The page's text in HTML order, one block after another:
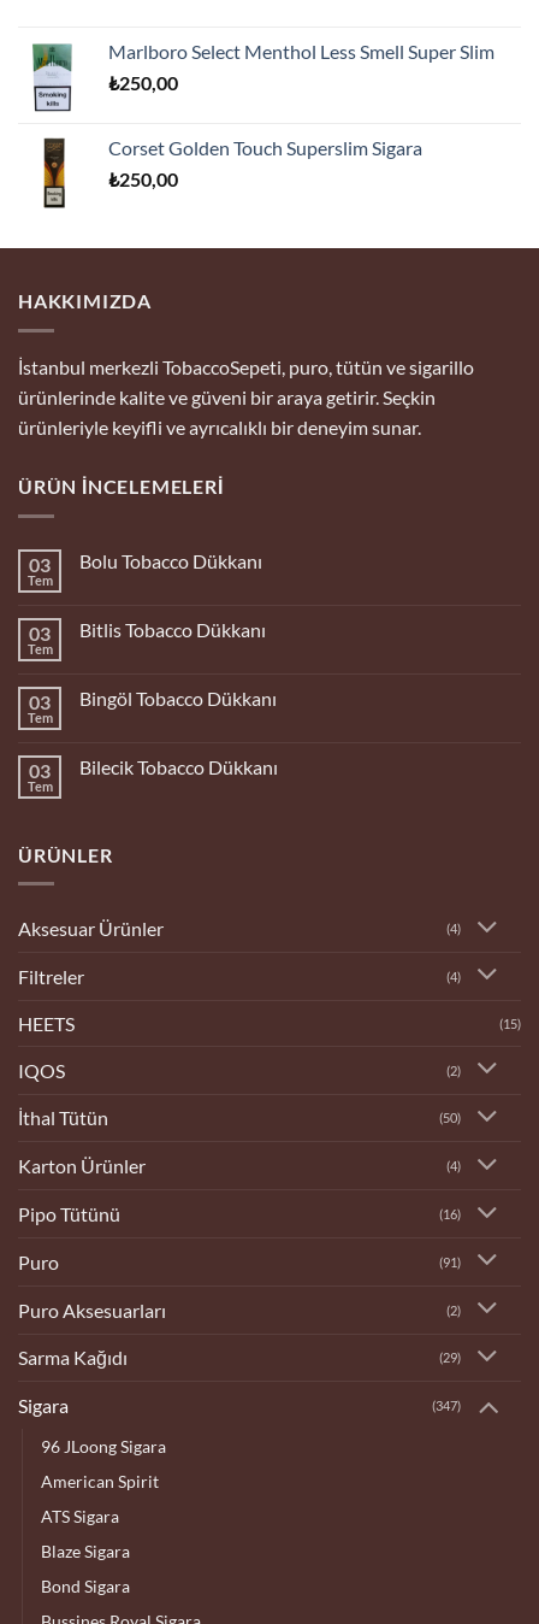
Marlboro Select Menthol Less Smell Super Slim
₺250,00
Corset Golden Touch Superslim Sigara
₺250,00
HAKKIMIZDA
İstanbul merkezli TobaccoSepeti, puro, tütün ve sigarillo
ürünlerinde kalite ve güveni bir araya getirir. Seçkin
ürünleriyle keyifli ve ayrıcalıklı bir deneyim sunar.
ÜRÜN İNCELEMELERI
03
Tem
Bolu Tobacco Dükkanı
Tobacco
03
Tem
Bitlis Tobacco Dükkanı
Tobacco
03
Tem
Bingöl Tobacco Dükkanı
Tobacco
03
Tem
Bilecik Tobacco Dükkanı
Dükkanı
ÜRÜNLER
Aksesuar Ürünler (4)
Filtreler (4)
HEETS (15)
IQOS (2)
İthal Tütün (50)
Karton Ürünler (4)
Pipo Tütünü (16)
Puro (91)
Puro Aksesuarları (2)
Sarma Kağıdı (29)
Sigara (347)
96 JLoong Sigara
American Spirit
ATS Sigara
Blaze Sigara
Bond Sigara